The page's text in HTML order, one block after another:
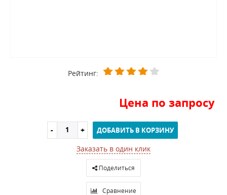
Рейтинг:
Цена по запросу
ДОБАВИТЬ В КОРЗИНУ
Заказать в один клик
Поделиться
Сравнение